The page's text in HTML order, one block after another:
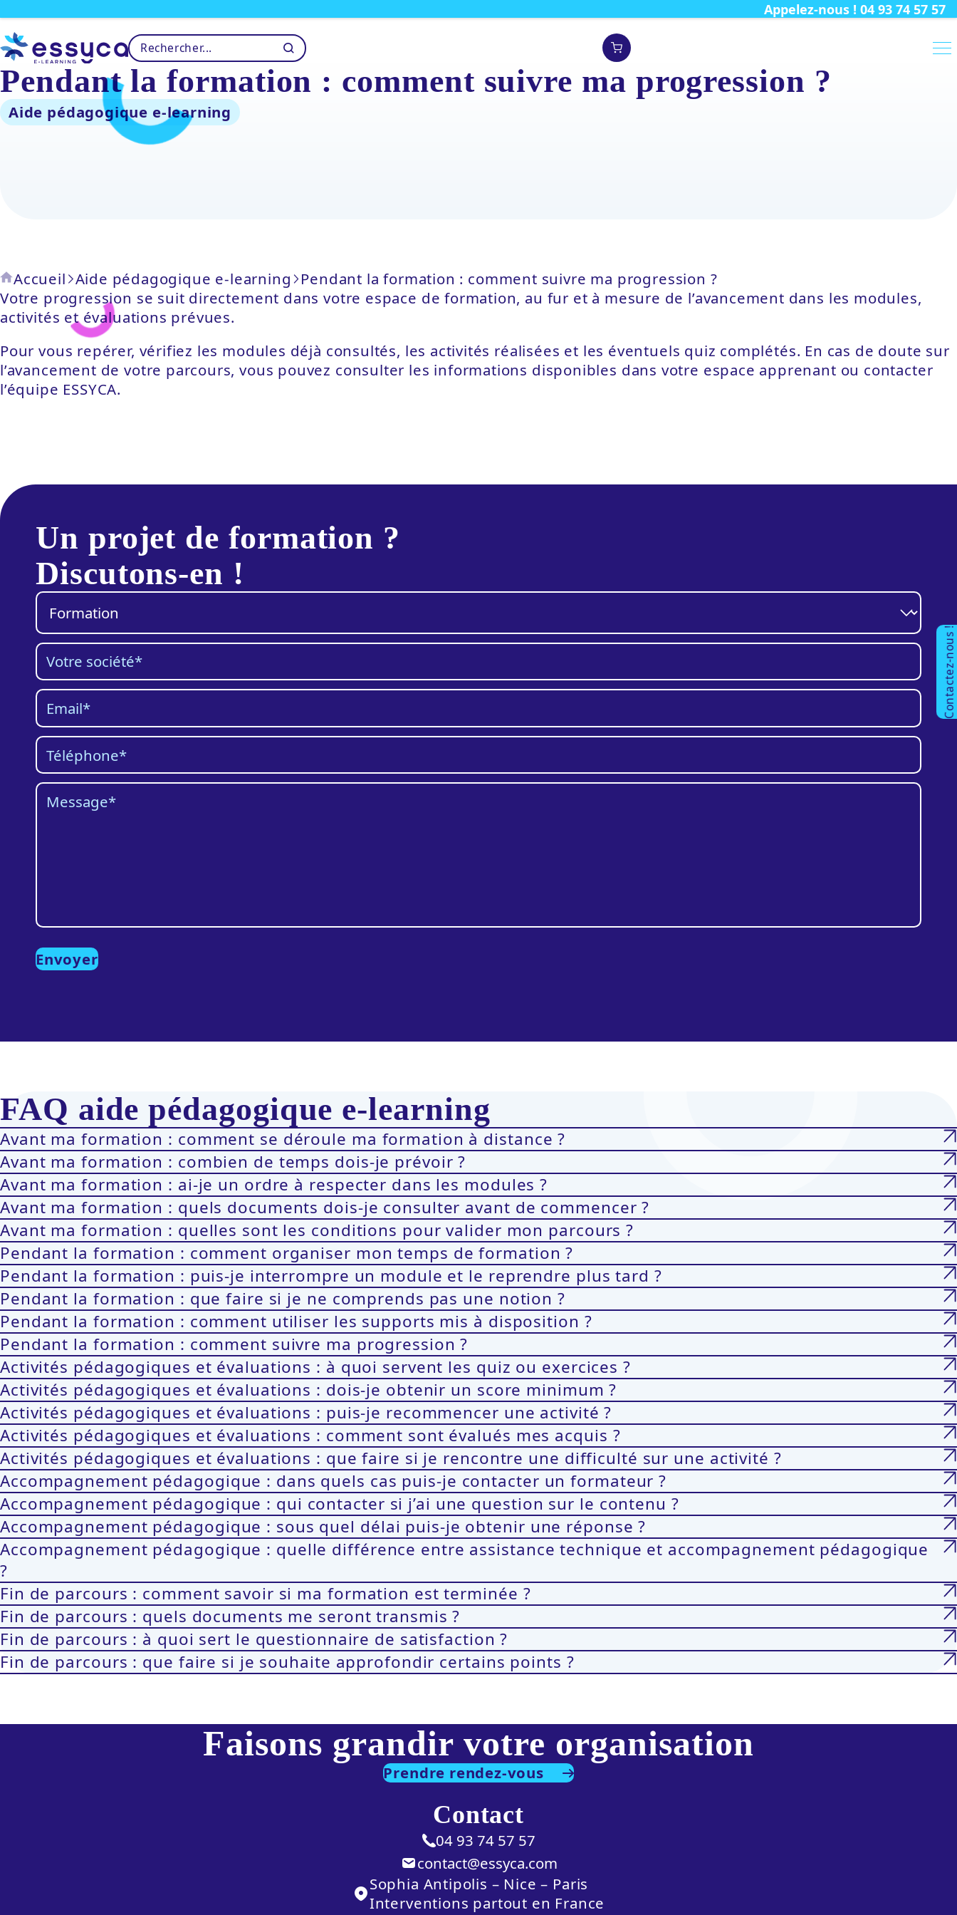
Appelez-nous ! 04 93 74 57 57
Contactez-nous !
Pendant la formation : comment suivre ma progression ?
Aide pédagogique e-learning
Accueil Aide pédagogique e-learning
Pendant la formation : comment suivre ma progression ?
Votre progression se suit directement dans votre espace de formation, au fur et à mesure de l’avancement dans les modules,
activités et évaluations prévues.
Pour vous repérer, vérifiez les modules déjà consultés, les activités réalisées et les éventuels quiz complétés. En cas de doute sur
l’avancement de votre parcours, vous pouvez consulter les informations disponibles dans votre espace apprenant ou contacter
l’équipe ESSYCA.
Un projet de formation ?
Discutons-en !
Catégorie
FAQ aide pédagogique e-learning
Avant ma formation : comment se déroule ma formation à distance ?
Avant ma formation : combien de temps dois-je prévoir ?
Avant ma formation : ai-je un ordre à respecter dans les modules ?
Avant ma formation : quels documents dois-je consulter avant de commencer ?
Avant ma formation : quelles sont les conditions pour valider mon parcours ?
Pendant la formation : comment organiser mon temps de formation ?
Pendant la formation : puis-je interrompre un module et le reprendre plus tard ?
Pendant la formation : que faire si je ne comprends pas une notion ?
Pendant la formation : comment utiliser les supports mis à disposition ?
Pendant la formation : comment suivre ma progression ?
Activités pédagogiques et évaluations : à quoi servent les quiz ou exercices ?
Activités pédagogiques et évaluations : dois-je obtenir un score minimum ?
Activités pédagogiques et évaluations : puis-je recommencer une activité ?
Activités pédagogiques et évaluations : comment sont évalués mes acquis ?
Activités pédagogiques et évaluations : que faire si je rencontre une difficulté sur une activité ?
Accompagnement pédagogique : dans quels cas puis-je contacter un formateur ?
Accompagnement pédagogique : qui contacter si j’ai une question sur le contenu ?
Accompagnement pédagogique : sous quel délai puis-je obtenir une réponse ?
Accompagnement pédagogique : quelle différence entre assistance technique et accompagnement pédagogique
?
Fin de parcours : comment savoir si ma formation est terminée ?
Fin de parcours : quels documents me seront transmis ?
Fin de parcours : à quoi sert le questionnaire de satisfaction ?
Fin de parcours : que faire si je souhaite approfondir certains points ?
Faisons grandir votre organisation
Prendre rendez-vous
Contact
04 93 74 57 57
contact@essyca.com
Sophia Antipolis – Nice – Paris
Interventions partout en France